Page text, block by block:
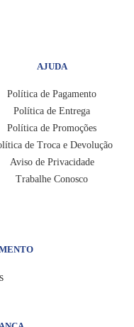
AJUDA
Política de Pagamento
Política de Entrega
Política de Promoções
de Troca e Devolução
Aviso de Privacidade
Trabalhe Conosco